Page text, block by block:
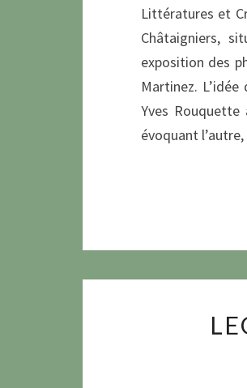
Littératures et
Châtaigniers,
exposition des
Martinez.
Yves
évoquant